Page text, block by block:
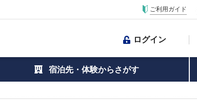
ご利用ガイド
ログイン
宿泊先・体験からさがす